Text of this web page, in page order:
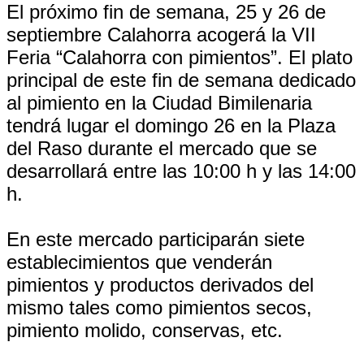
El próximo fin de semana, 25 y 26 de
septiembre Calahorra acogerá la VII
Feria “Calahorra con pimientos”. El plato
principal de este fin de semana dedicado
al pimiento en la Ciudad Bimilenaria
tendrá lugar el domingo 26 en la Plaza
del Raso durante el mercado que se
desarrollará entre las 10:00 h y las 14:00
h.
En este mercado participarán siete
establecimientos que venderán
pimientos y productos derivados del
mismo tales como pimientos secos,
pimiento molido, conservas, etc.